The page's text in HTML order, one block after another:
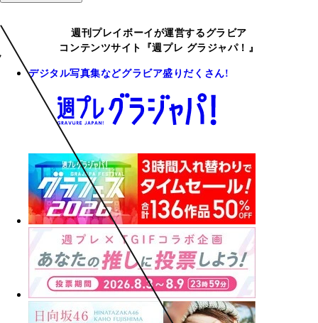
週刊プレイボーイが運営するグラビア
コンテンツサイト『週プレ グラジャパ！』
デジタル写真集などグラビア盛りだくさん!